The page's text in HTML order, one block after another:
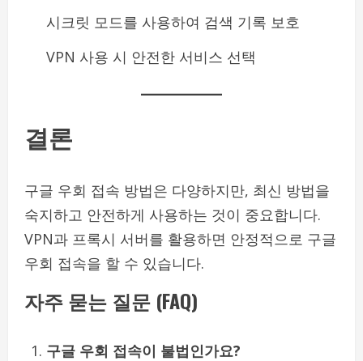
시크릿 모드를 사용하여 검색 기록 보호
VPN 사용 시 안전한 서비스 선택
결론
구글 우회 접속 방법은 다양하지만, 최신 방법을
숙지하고 안전하게 사용하는 것이 중요합니다.
VPN과 프록시 서버를 활용하면 안정적으로 구글
우회 접속을 할 수 있습니다.
자주 묻는 질문 (FAQ)
구글 우회 접속이 불법인가요?